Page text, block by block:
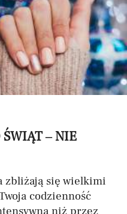
– NIE
zbliżają się wielkimi
codzienność
niż przez